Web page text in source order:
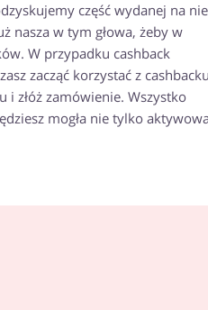
część wydanej na nie
nasza w tym głowa, żeby w
W przypadku cashback
zacząć korzystać z
złóż zamówienie. Wszystko
mogła nie tylko